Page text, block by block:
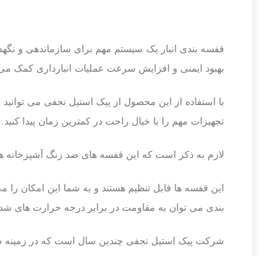
قفسه بندی انبار یک سیستم مهم برای سازماندهی و
بهبود ایمنی و افزایش سرعت عملیات انبارداری کمک
با استفاده از این محصول از پیک استیل نجفی می
تجهیزات مهم را با خیال راحت در کمترین زمان پیدا کنید.
لازم به ذکر است که این قفسه های ضد زنگ آشپزخانه
این قفسه ها قابل تنظیم هستند و به شما این امکان را
بندی می توان به مقاومت در برابر درجه حرارت های
شرکت پیک استیل نجفی چندین سال است که در زمینه